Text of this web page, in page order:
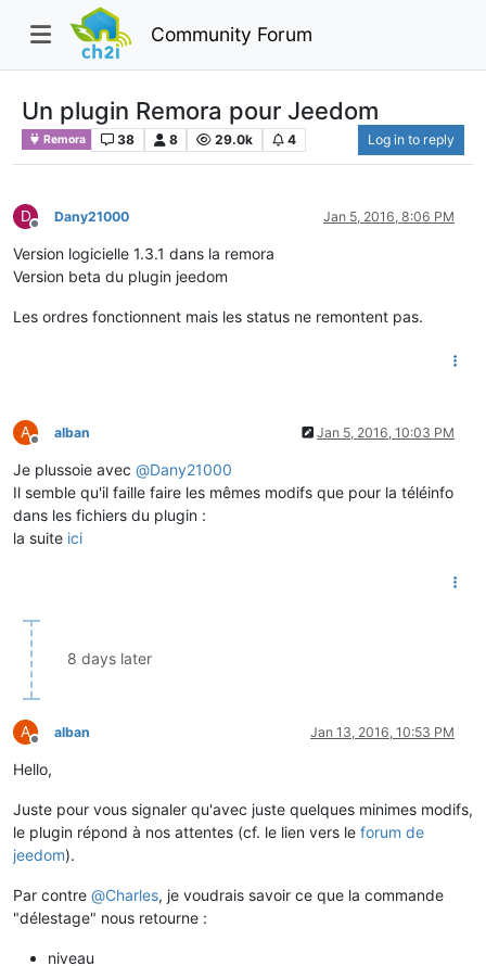
Community Forum
Un plugin Remora pour Jeedom
Remora 38 8 29.0k 4 Log in to reply
D
Offline
Dany21000 Jan 5, 2016, 8:06 PM
Version logicielle 1.3.1 dans la remora
Version beta du plugin jeedom
Les ordres fonctionnent mais les status ne remontent pas.
A
Offline
alban Jan 5, 2016, 10:03 PM
Je plussoie avec @Dany21000
Il semble qu'il faille faire les mêmes modifs que pour la téléinfo
dans les fichiers du plugin :
la suite ici
8 days later
A
Offline
alban Jan 13, 2016, 10:53 PM
Hello,
Juste pour vous signaler qu'avec juste quelques minimes modifs,
le plugin répond à nos attentes (cf. le lien vers le forum de
jeedom).
Par contre @Charles, je voudrais savoir ce que la commande
"délestage" nous retourne :
niveau